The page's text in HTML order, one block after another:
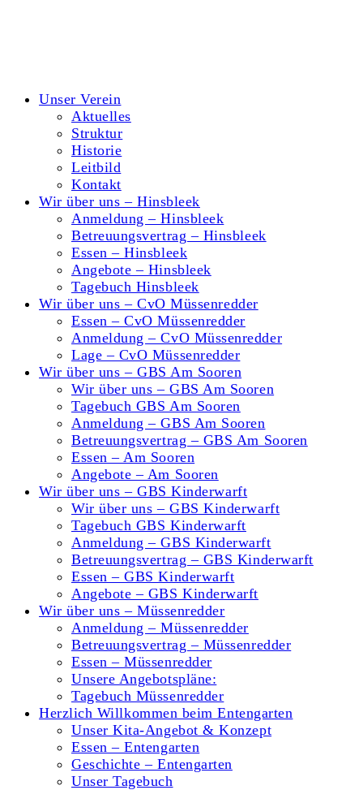
Unser Verein
Aktuelles
Struktur
Historie
Leitbild
Kontakt
Wir über uns – Hinsbleek
Anmeldung – Hinsbleek
Betreuungsvertrag – Hinsbleek
Essen – Hinsbleek
Angebote – Hinsbleek
Tagebuch Hinsbleek
Wir über uns – CvO Müssenredder
Essen – CvO Müssenredder
Anmeldung – CvO Müssenredder
Lage – CvO Müssenredder
Wir über uns – GBS Am Sooren
Wir über uns – GBS Am Sooren
Tagebuch GBS Am Sooren
Anmeldung – GBS Am Sooren
Betreuungsvertrag – GBS Am Sooren
Essen – Am Sooren
Angebote – Am Sooren
Wir über uns – GBS Kinderwarft
Wir über uns – GBS Kinderwarft
Tagebuch GBS Kinderwarft
Anmeldung – GBS Kinderwarft
Betreuungsvertrag – GBS Kinderwarft
Essen – GBS Kinderwarft
Angebote – GBS Kinderwarft
Wir über uns – Müssenredder
Anmeldung – Müssenredder
Betreuungsvertrag – Müssenredder
Essen – Müssenredder
Unsere Angebotspläne:
Tagebuch Müssenredder
Herzlich Willkommen beim Entengarten
Unser Kita-Angebot & Konzept
Essen – Entengarten
Geschichte – Entengarten
Unser Tagebuch